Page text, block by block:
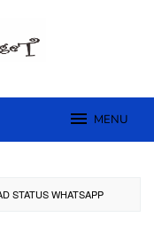
MENU
STATUS WHATSAPP